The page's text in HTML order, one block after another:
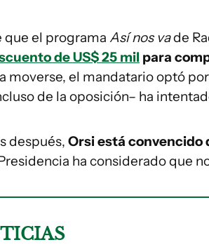
que el programa Así nos vade
de US$ 25 mil para
moverse, el mandatario optó
de la oposición– ha
después, Orsi está convencido
ha considerado que